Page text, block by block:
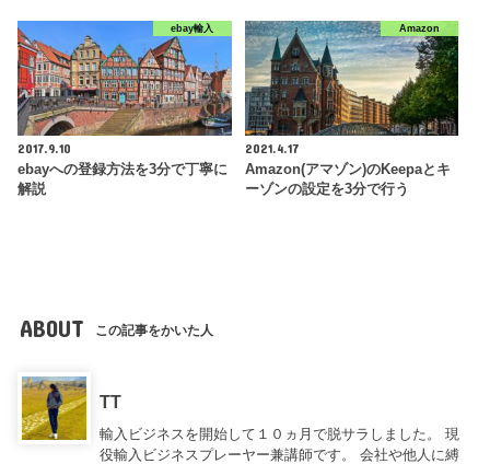
ebay輸入
2017.9.10
ebayへの登録方法を3分で丁寧に
解説
Amazon
2021.4.17
Amazon(アマゾン)のKeepaとキ
ーゾンの設定を3分で行う
ABOUT この記事をかいた人
TT
輸入ビジネスを開始して１０ヵ月で脱サラしました。 現
役輸入ビジネスプレーヤー兼講師です。 会社や他人に縛